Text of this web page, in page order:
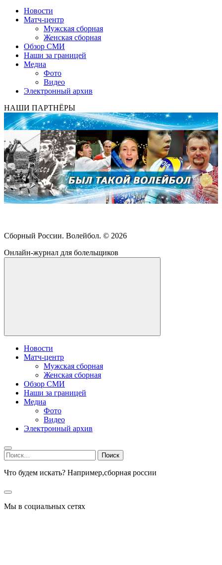
Новости
Матч-центр
Мужская сборная
Женская сборная
Обзор СМИ
Наши за границей
Медиа
Фото
Видео
Электронный архив
НАШИ ПАРТНЁРЫ
Сборный России. Волейбол. © 2026
Онлайн-журнал для болельщиков
Новости
Матч-центр
Мужская сборная
Женская сборная
Обзор СМИ
Наши за границей
Медиа
Фото
Видео
Электронный архив
Найти:
Что будем искать? Например,сборная россии
Мы в социальных сетях